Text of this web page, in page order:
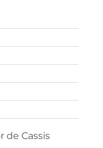
de Cassis